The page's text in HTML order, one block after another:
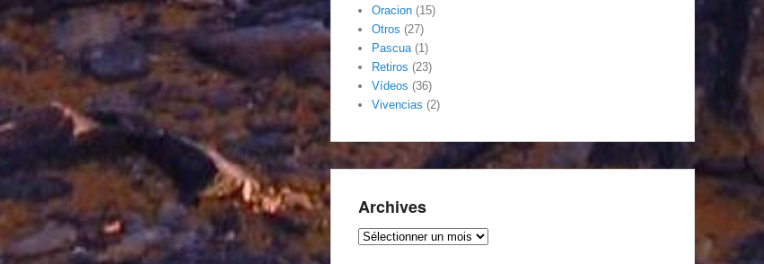
Oracion (15)
Otros (27)
Pascua(1)
Retiros (23)
Vídeos (36)
Vivencias (2)
Archives
Archives